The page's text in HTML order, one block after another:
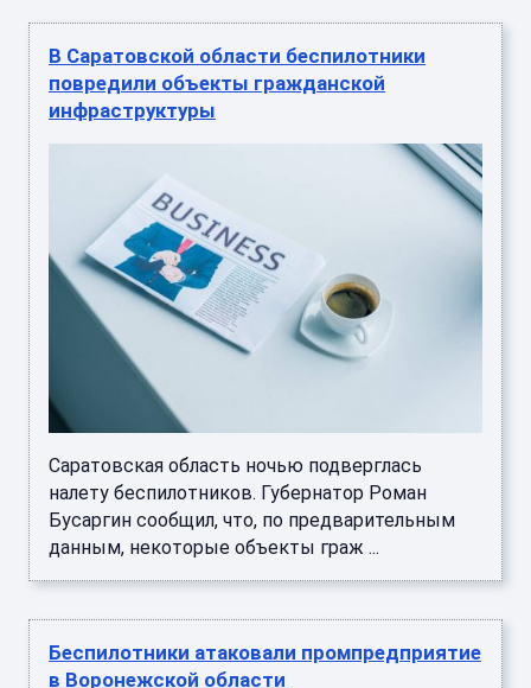
В Саратовской области беспилотники
повредили объекты гражданской
инфраструктуры
Саратовская область ночью подверглась
налету беспилотников. Губернатор Роман
Бусаргин сообщил, что, по предварительным
данным, некоторые объекты граж ...
Беспилотники атаковали промпредприятие
в Воронежской области